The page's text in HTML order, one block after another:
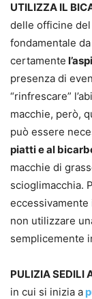
UTILIZZA IL
delle officine
fondamentale
certamente
presenza di
“rinfrescare”
macchie, però,
può essere
piatti e al
macchie di
scioglimacchia.
non utilizzare
semplicemente
PULIZIA SEDILI
in cui si inizia a